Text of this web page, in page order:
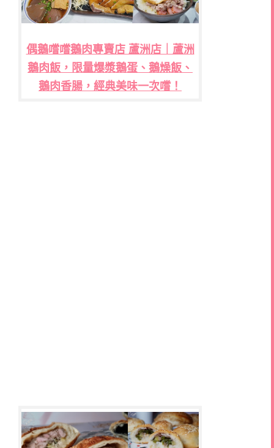
偶鵝嚐嚐鵝肉專賣店 蘆洲店｜蘆洲
鵝肉飯，限量爆漿鵝蛋、鵝燥飯、
鵝肉香腸，經典美味一次嚐！